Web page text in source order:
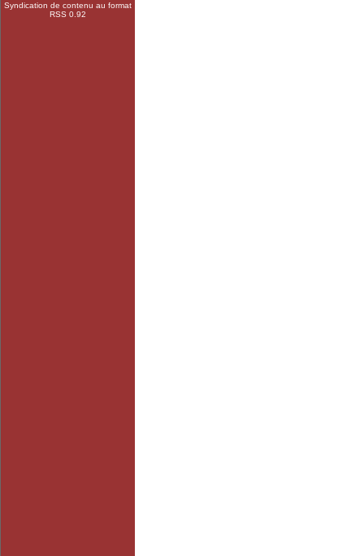
Syndication de contenu au format
RSS 0.92